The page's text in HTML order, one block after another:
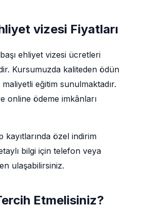
vizesi Fiyatları
ehliyet vizesi ücretleri
Kursumuzda kaliteden ödün
eğitim sunulmaktadır.
online ödeme imkânları
kayıtlarında özel indirim
bilgi için telefon veya
ulaşabilirsiniz.
Etmelisiniz?